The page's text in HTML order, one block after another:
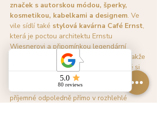
značek s autorskou módou, šperky,
kosmetikou, kabelkami a designem. Ve
vile sídlí také stylová kavárna Café Ernst,
která je poctou architektu Ernstu
Wiesnerovi a připomínkou legendární
provorepublikové kavárny Esplanade, takže
o občerstvení nebude nouze. V kavárně si
během MINT Marketu budete moci zapůčit i
deku s piknikovým košem a udělat si
příjemné odpoledně přímo v rozhlehlé